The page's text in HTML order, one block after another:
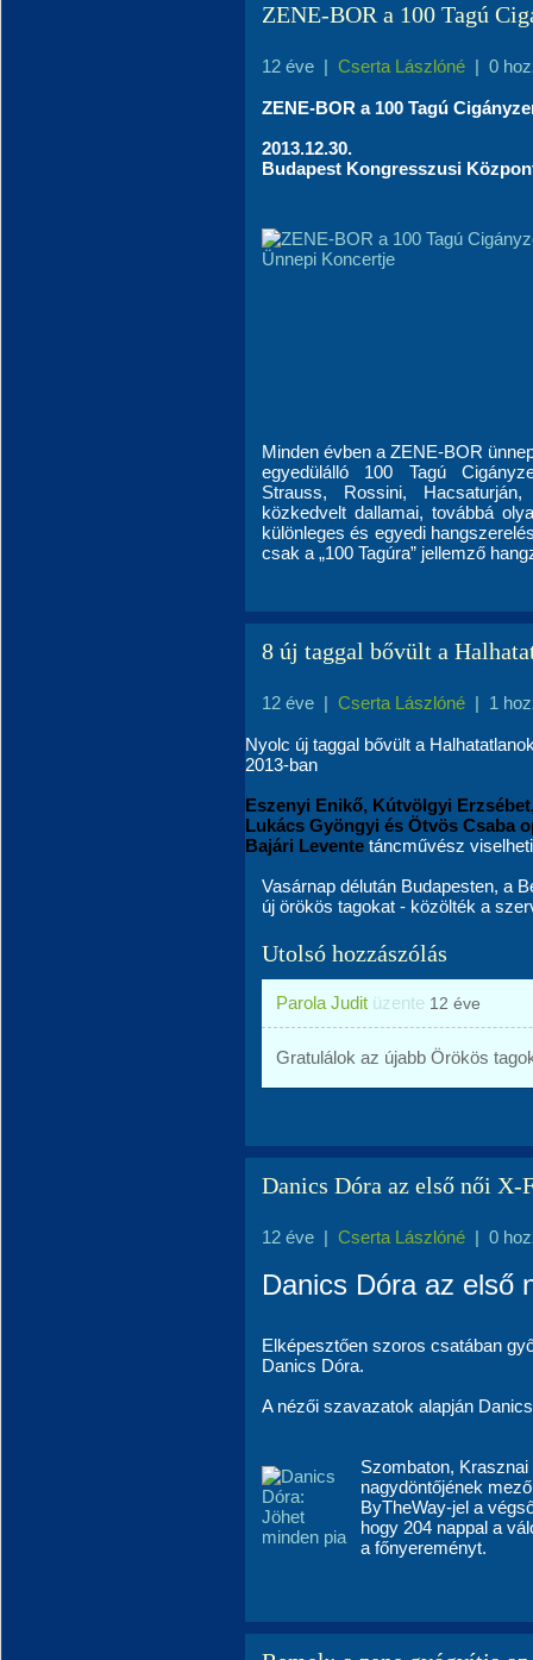
ZENE-BOR a 100 Tagú
12 éve | Cserta Lászlóné | 0
ZENE-BOR a 100 Tagú
2013.12.30.
Budapest Kongresszusi
Minden évben a ZENE-BOR
egyedülálló 100 Tagú
Strauss, Rossini,
közkedvelt dallamai, továbbá
különleges és egyedi
csak a „100 Tagúra” jellemző
8 új taggal bővült a
12 éve | Cserta Lászlóné | 1
Nyolc új taggal bővült a
2013-ban
Eszenyi Enikő, Kútvölgyi
Lukács Gyöngyi és Ötvös Csaba
Bajári Levente táncművész
Vasárnap délután Budapesten, a
új örökös tagokat - közölték a
Utolsó hozzászólás
Parola Judit üzente 12 éve
Gratulálok az újabb Örökös
Danics Dóra az első női X-
12 éve | Cserta Lászlóné | 0
Danics Dóra az első
Elképesztően szoros csatában
Danics Dóra.
A nézői szavazatok alapján
Szombaton,
nagydöntőjének
ByTheWay-jel a
hogy 204 nappal a
a főnyereményt.